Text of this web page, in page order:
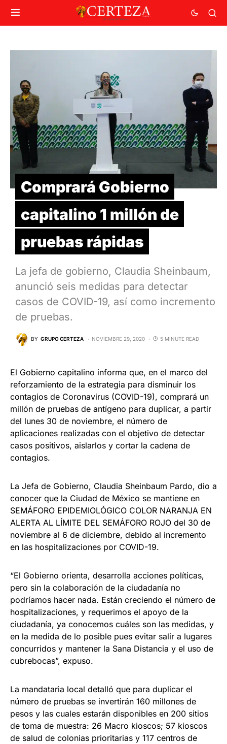
Comprará Gobierno
capitalino 1 millón de
pruebas rápidas
La jefa de gobierno, Claudia Sheinbaum,
anunció seis medidas para detectar
casos de COVID-19, así como incremento
de pruebas.
BY GRUPO CERTEZA NOVIEMBRE 29, 2020 5 MINUTE READ
El Gobierno capitalino informa que, en el marco del
reforzamiento de la estrategia para disminuir los
contagios de Coronavirus (COVID-19), comprará un
millón de pruebas de antígeno para duplicar, a partir
del lunes 30 de noviembre, el número de
aplicaciones realizadas con el objetivo de detectar
casos positivos, aislarlos y cortar la cadena de
contagios.
La Jefa de Gobierno, Claudia Sheinbaum Pardo, dio a
conocer que la Ciudad de México se mantiene en
SEMÁFORO EPIDEMIOLÓGICO COLOR NARANJA EN
ALERTA AL LÍMITE DEL SEMÁFORO ROJO del 30 de
noviembre al 6 de diciembre, debido al incremento
en las hospitalizaciones por COVID-19.
“El Gobierno orienta, desarrolla acciones políticas,
pero sin la colaboración de la ciudadanía no
podríamos hacer nada. Están creciendo el número de
hospitalizaciones, y requerimos el apoyo de la
ciudadanía, ya conocemos cuáles son las medidas, y
en la medida de lo posible pues evitar salir a lugares
concurridos y mantener la Sana Distancia y el uso de
cubrebocas”, expuso.
La mandataria local detalló que para duplicar el
número de pruebas se invertirán 160 millones de
pesos y las cuales estarán disponibles en 200 sitios
de toma de muestra: 26 Macro kioscos; 57 kioscos
de salud de colonias prioritarias y 117 centros de